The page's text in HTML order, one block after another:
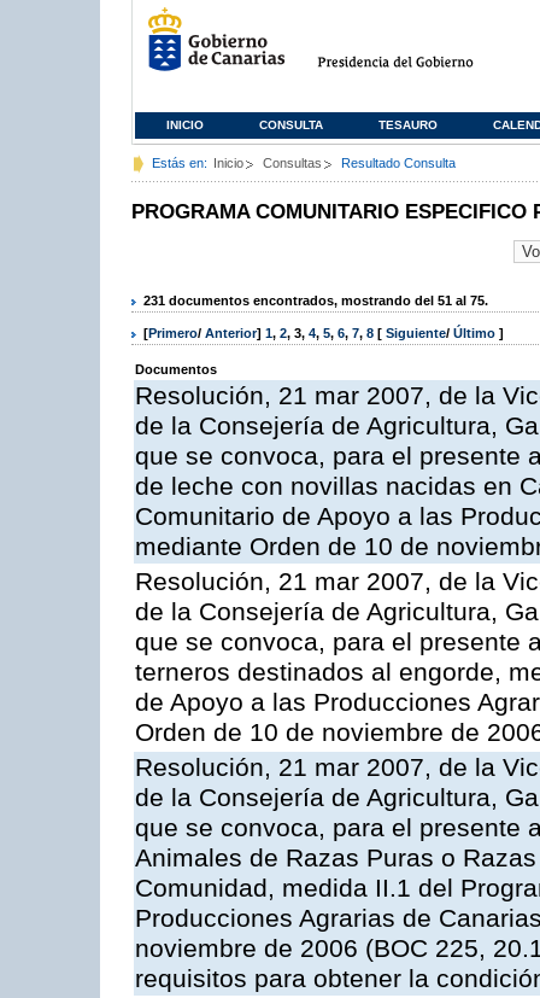
INICIO CONSULTA TESAURO
Estás en: Inicio Consultas Resultado Consulta
PROGRAMA COMUNITARIO ESPECIFICO
231 documentos encontrados, mostrando del 51 al 75.
[Primero/ Anterior] 1, 2, 3, 4, 5, 6, 7, 8 [ Siguiente/ Último ]
Documentos
Resolución, 21 mar 2007, de la
de la Consejería de Agricultura,
que se convoca, para el presente
de leche con novillas nacidas en
Comunitario de Apoyo a las
mediante Orden de 10 de
Resolución, 21 mar 2007, de la
de la Consejería de Agricultura,
que se convoca, para el presente
terneros destinados al engorde,
de Apoyo a las Producciones
Orden de 10 de noviembre de
Resolución, 21 mar 2007, de la
de la Consejería de Agricultura,
que se convoca, para el presente
Animales de Razas Puras o
Comunidad, medida II.1 del
Producciones Agrarias de
noviembre de 2006 (BOC 225,
requisitos para obtener la